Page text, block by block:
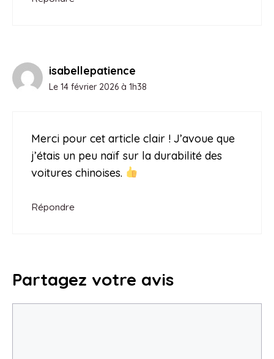
isabellepatience
Le 14 février 2026 à 1h38
Merci pour cet article clair ! J’avoue que
j’étais un peu naïf sur la durabilité des
voitures chinoises.
Répondre
Partagez votre avis